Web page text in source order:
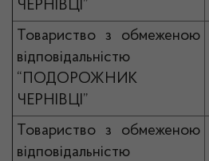
ЧЕРНІВЦІ”
Товариство з обмеженою
відповідальністю
“ПОДОРОЖНИК
ЧЕРНІВЦІ”
Товариство з обмеженою
відповідальністю